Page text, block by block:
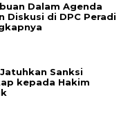
Dalam Agenda
Diskusi di DPC Peradi
Sanksi
kepada Hakim